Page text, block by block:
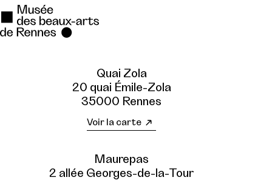
Quai Zola
20 quai Émile-Zola
35000 Rennes
Voir la carte
Maurepas
2 allée Georges-de-la-Tour